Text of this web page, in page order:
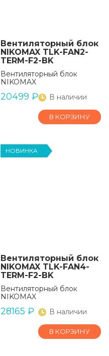
Вентиляторный блок
NIKOMAX TLK-FAN2-
TERM-F2-BK
Вентиляторный блок
NIKOMAX
20499 ₽ В наличии
В КОРЗИНУ
НОВИНКА
Вентиляторный блок
NIKOMAX TLK-FAN4-
TERM-F2-BK
Вентиляторный блок
NIKOMAX
28165 ₽ В наличии
В КОРЗИНУ